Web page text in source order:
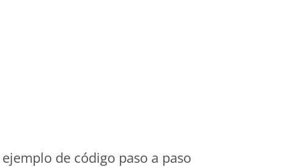
de código paso a paso